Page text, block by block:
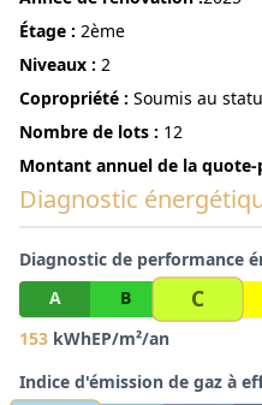
étage : 2ème
niveaux : 2
Copropriété : Soumis au
Nombre de lots : 12
Montant annuel de la
Diagnostic
Diagnostic de performance
A B C
153 kWhEP/m²/an
Indice d'émission de gaz à